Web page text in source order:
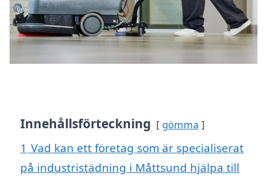
Innehållsförteckning gömma
1 Vad kan ett företag som är specialiserat
på industristädning i Måttsund hjälpa till